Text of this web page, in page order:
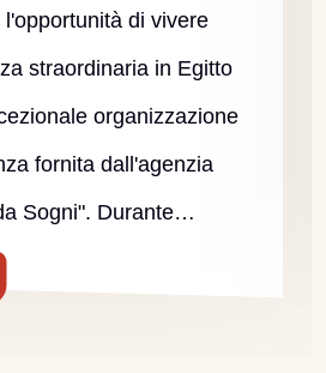
l'opportunità di vivere
straordinaria in Egitto
organizzazione
fornita dall'agenzia
Sogni". Durante…